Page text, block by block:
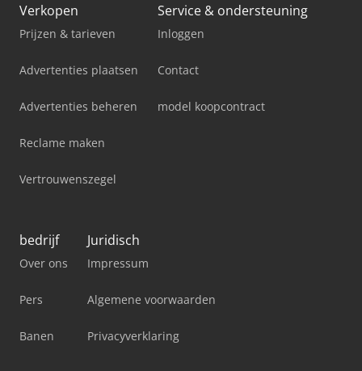
Verkopen
Prijzen & tarieven
Advertenties plaatsen
Advertenties beheren
Reclame maken
Vertrouwenszegel
Service & ondersteuning
Inloggen
Contact
model koopcontract
bedrijf
Over ons
Pers
Banen
Juridisch
Impressum
Algemene voorwaarden
Privacyverklaring